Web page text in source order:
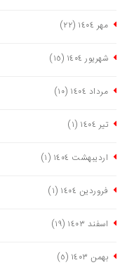
مهر ١٤٠٤ (٢٢)
شهریور ١٤٠٤ (١٥)
مرداد ١٤٠٤ (١٠)
تیر ١٤٠٤ (١)
اردیبهشت ١٤٠٤ (١)
فروردین ١٤٠٤ (١)
اسفند ١٤٠٣ (١٩)
بهمن ١٤٠٣ (٥)